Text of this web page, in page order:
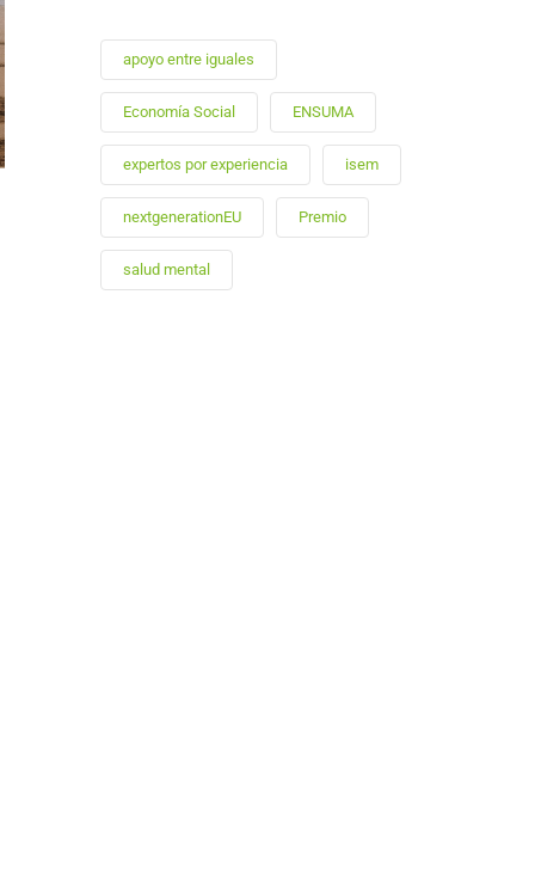
apoyo entre iguales
Economía Social ENSUMA
expertos por experiencia isem
nextgenerationEU Premio
salud mental